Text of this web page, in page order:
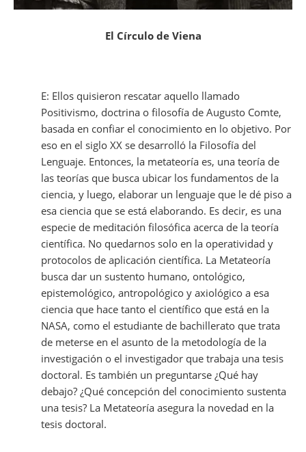
El Círculo de Viena
E: Ellos quisieron rescatar aquello llamado
Positivismo, doctrina o filosofía de Augusto Comte,
basada en confiar el conocimiento en lo objetivo. Por
eso en el siglo XX se desarrolló la Filosofía del
Lenguaje. Entonces, la metateoría es, una teoría de
las teorías que busca ubicar los fundamentos de la
ciencia, y luego, elaborar un lenguaje que le dé piso a
esa ciencia que se está elaborando. Es decir, es una
especie de meditación filosófica acerca de la teoría
científica. No quedarnos solo en la operatividad y
protocolos de aplicación científica. La Metateoría
busca dar un sustento humano, ontológico,
epistemológico, antropológico y axiológico a esa
ciencia que hace tanto el científico que está en la
NASA, como el estudiante de bachillerato que trata
de meterse en el asunto de la metodología de la
investigación o el investigador que trabaja una tesis
doctoral. Es también un preguntarse ¿Qué hay
debajo? ¿Qué concepción del conocimiento sustenta
una tesis? La Metateoría asegura la novedad en la
tesis doctoral.